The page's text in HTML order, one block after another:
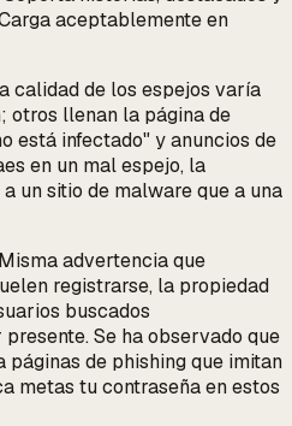
aceptablemente en
calidad de los espejos varía
otros llenan la página de
está infectado" y anuncios de
en un mal espejo, la
un sitio de malware que a una
Misma advertencia que
registrarse, la propiedad
buscados
Se ha observado que
páginas de phishing que imitan
metas tu contraseña en estos